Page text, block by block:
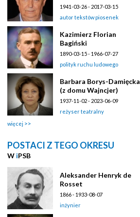
1941-03-26 - 2017-03-15
autor tekstów piosenek
Kazimierz Florian
Bagiński
1890-03-15 - 1966-07-27
polityk ruchu ludowego
Barbara Borys-Damięcka
(z domu Wajncjer)
1937-11-02 - 2023-06-09
reżyser teatralny
więcej
POSTACI Z TEGO OKRESU
W iPSB
Aleksander Henryk de
Rosset
1866 - 1933-08-07
inżynier